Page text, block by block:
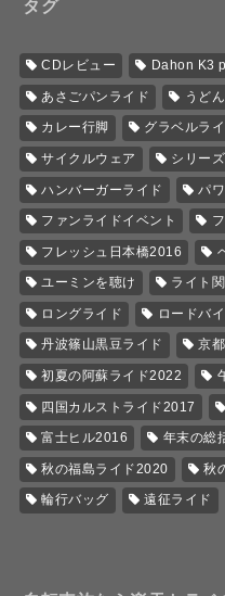
タグ
CDレビュー Dahon K3
あさごパンライド うど
カレー行脚 グラベルラ
サイクルウェア シリー
ハンバーガーライド パ
ファンライドイベント
フレッシュ日本橋2016
ユーミンを聴け ライト
ロングライド ロードバ
丹波篠山黒豆ライド 京
初夏の阿蘇ライド2022
四国カルストライド2017
富士ヒル2016 年末の総
秋の福島ライド2020 秋
輪行バッグ 遠征ライド